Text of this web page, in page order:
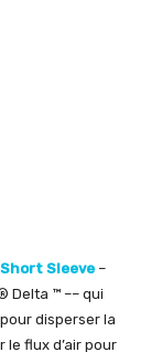
Sleeve –
Delta ™ –– qui
disperser la
flux d’air pour